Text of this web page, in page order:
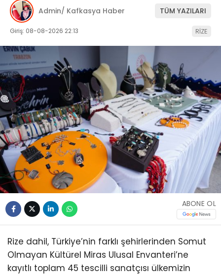
Admin/ Kafkasya Haber TÜM YAZILARI
Giriş: 08-08-2026 22:13 RİZE
ABONE OL
Rize dahil, Türkiye’nin farklı şehirlerinden Somut
Olmayan Kültürel Miras Ulusal Envanteri’ne
kayıtlı toplam 45 tescilli sanatçısı ülkemizin